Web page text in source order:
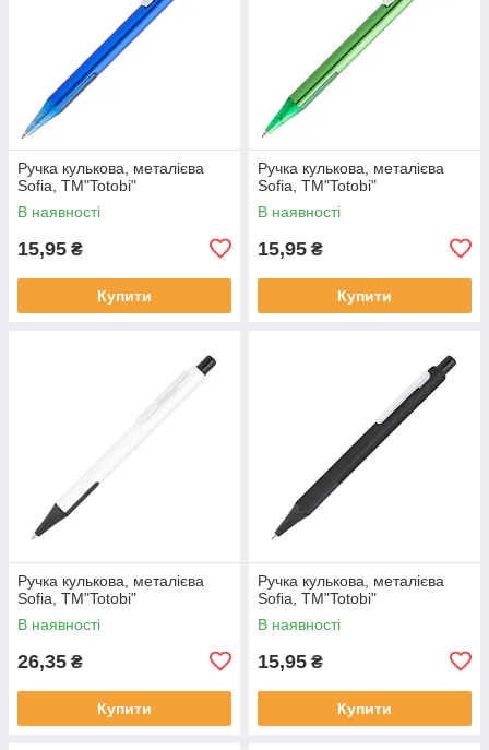
Ручка кулькова, металієва
Sofia, ТМ"Totobi"
В наявності
15,95 ₴
Купити
Ручка кулькова, металієва
Sofia, ТМ"Totobi"
В наявності
15,95 ₴
Купити
Ручка кулькова, металієва
Sofia, ТМ"Totobi"
В наявності
26,35 ₴
Купити
Ручка кулькова, металієва
Sofia, ТМ"Totobi"
В наявності
15,95 ₴
Купити